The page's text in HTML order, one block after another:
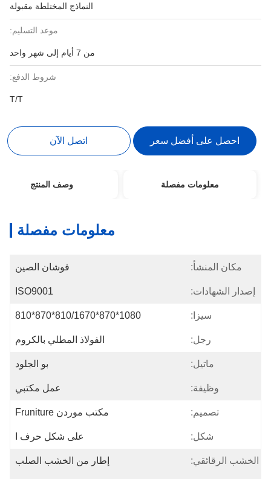
النماذج المختلطة مقبولة
موعد التسليم:
من 7 أيام إلى شهر واحد
شروط الدفع:
T/T
احصل على أفضل سعر اتصل الآن
معلومات مفصلة وصف المنتج
معلومات مفصلة
مكان المنشأ: فوشان الصين
إصدار الشهادات: ISO9001
سيزا: 1080*870*810/1670*870*810
رجل: الفولاذ المطلي بالكروم
ماتيل: بو الجلود
وظيفة: عمل مكتبي
تصميم: مكتب موردن Fruniture
شكل: على شكل حرف I
الخشب الرقائقي: إطار من الخشب الصلب